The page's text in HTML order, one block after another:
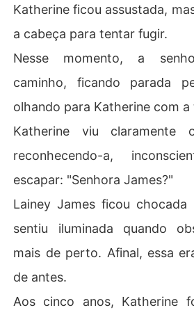
Katherine ficou assustada,
a cabeça para tentar fugir.
Nesse momento, a
caminho, ficando parada
olhando para Katherine com
Katherine viu
reconhecendo-a,
escapar: "Senhora James?"
Lainey James ficou
sentiu iluminada quando
mais de perto. Afinal, essa
de antes.
Aos cinco anos, Katherine